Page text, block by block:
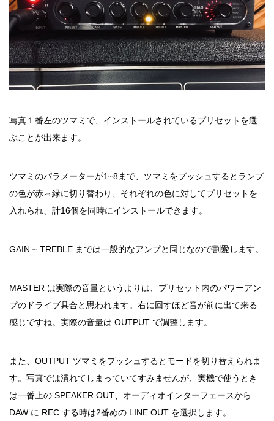
写真１番左のツマミで、インストールされているプリセットを選
ぶことが出来ます。
ツマミのパラメーターが1~8まで、ツマミをプッシュするとランプ
の色が赤⇔緑に切り替わり、それぞれの色に対してプリセットを
入れられ、計16個を同時にインストールできます。
GAIN ~ TREBLE までは一般的なアンプと同じなので割愛します。
MASTER は実際の音量というよりは、プリセット内のパワーアン
プのドライブ具合と思われます。右に回すほど音が前に出て来る
感じですね。実際の音量は OUTPUT で調整します。
また、OUTPUT ツマミをプッシュするとモードを切り替えられま
す。写真では潰れてしまっていてすみませんが、実機で使うとき
は一番上の SPEAKER OUT、オーディオインターフェースから
DAW に REC する時は2番めの LINE OUT を選択します。